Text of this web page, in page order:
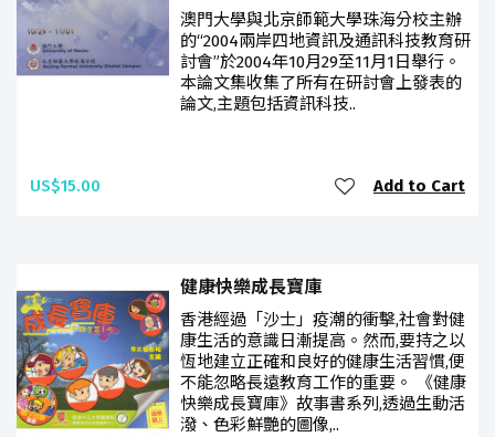
澳門大學與北京師範大學珠海分校主辦
的“2004兩岸四地資訊及通訊科技教育研
討會”於2004年10月29至11月1日舉行。
本論文集收集了所有在研討會上發表的
論文,主題包括資訊科技..
US$15.00 Add to Cart
健康快樂成長寶庫
香港經過「沙士」疫潮的衝擊,社會對健
康生活的意識日漸提高。然而,要持之以
恆地建立正確和良好的健康生活習慣,便
不能忽略長遠教育工作的重要。 《健康
快樂成長寶庫》故事書系列,透過生動活
潑、色彩鮮艷的圖像,..